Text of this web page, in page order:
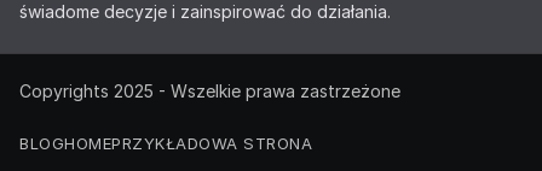
świadome decyzje i zainspirować do działania.
Copyrights 2025 - Wszelkie prawa zastrzeżone
BLOGHOMEPRZYKŁADOWA STRONA